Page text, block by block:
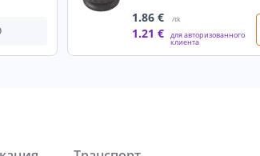
1.86 € /tk
1.21 € для авторизованного
клиента